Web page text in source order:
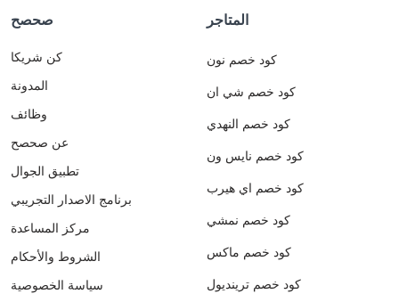
صحصح
كن شريكا
المدونة
وظائف
عن صحصح
تطبيق الجوال
برنامج الاصدار التجريبي
مركز المساعدة
الشروط والأحكام
سياسة الخصوصية
المتاجر
كود خصم نون
كود خصم شي ان
كود خصم النهدي
كود خصم نايس ون
كود خصم اي هيرب
كود خصم نمشي
كود خصم ماكس
كود خصم ترينديول